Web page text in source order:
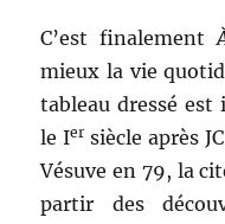
C’est finalement
mieux la vie
tableau dressé
le Iersiècle après
Vésuve en 79, la
partir des